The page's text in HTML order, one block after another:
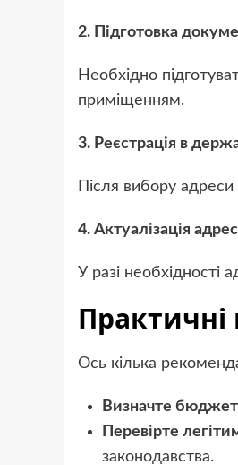
2. Підготовка
Необхідно
приміщенням.
3. Реєстрація в
Після вибору
4. Актуалізація
У разі необхідності
Ось кілька
Визначте
Перевірте
законодавства.